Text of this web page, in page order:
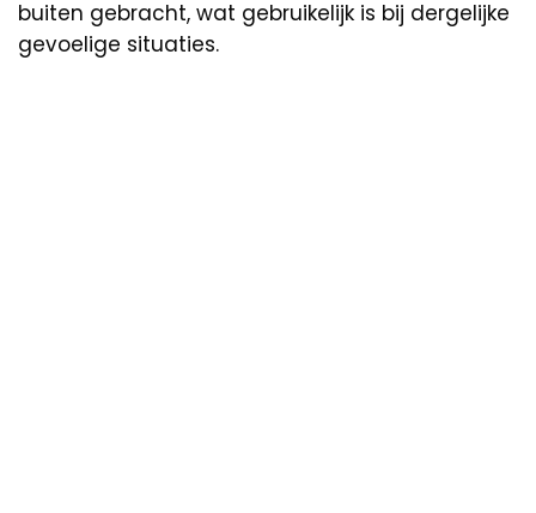
buiten gebracht, wat gebruikelijk is bij dergelijke
gevoelige situaties.